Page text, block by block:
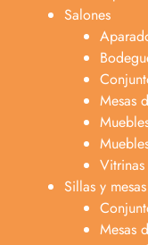
Salones
Mesas
Vitrinas
Sillas y mesas
Mesas